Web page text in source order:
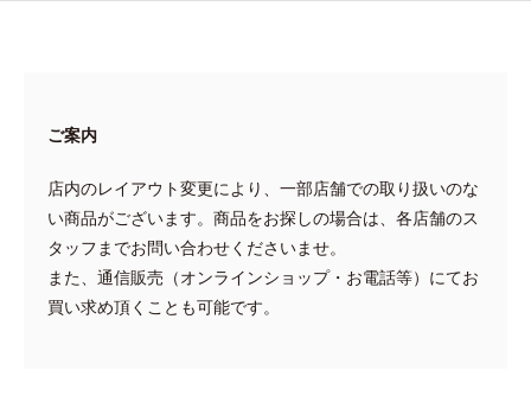
ご案内
店内のレイアウト変更により、一部店舗での取り扱いのな
い商品がございます。商品をお探しの場合は、各店舗のス
タッフまでお問い合わせくださいませ。
また、通信販売（オンラインショップ・お電話等）にてお
買い求め頂くことも可能です。